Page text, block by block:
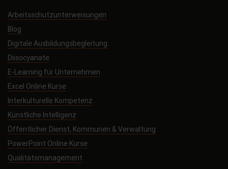
Arbeitsschutzunterweisungen
Blog
Digitale Ausbildungsbegleitung
Diisocyanate
E-Learning für Unternehmen
Excel Online Kurse
Interkulturelle Kompetenz
Künstliche Intelligenz
Öffentlicher Dienst, Kommunen & Verwaltung
PowerPoint Online Kurse
Qualitätsmanagement